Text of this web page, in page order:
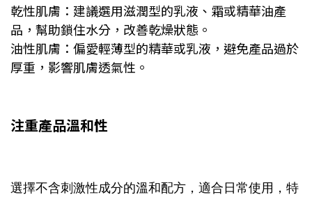
乾性肌膚：建議選用滋潤型的乳液、霜或精華油產
品，幫助鎖住水分，改善乾燥狀態。
油性肌膚：偏愛輕薄型的精華或乳液，避免產品過於
厚重，影響肌膚透氣性。
注重產品溫和性
選擇不含刺激性成分的溫和配方，適合日常使用， 特